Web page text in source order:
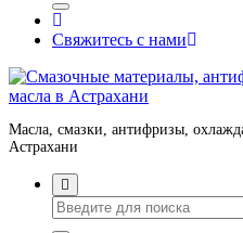
Свяжитесь с нами
Масла, смазки, антифризы,
Астрахани